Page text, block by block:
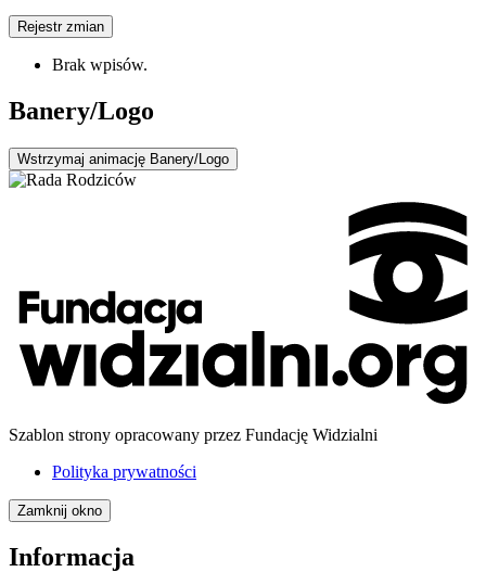
Rejestr zmian
Brak wpisów.
Banery/Logo
Wstrzymaj animację Banery/Logo
Szablon strony opracowany przez Fundację Widzialni
Polityka prywatności
Zamknij okno
Informacja